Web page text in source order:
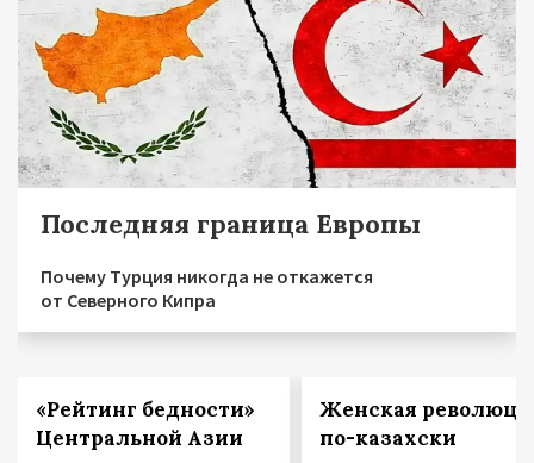
Последняя граница Европы
Почему Турция никогда не откажется
от Северного Кипра
«Рейтинг бедности»
Центральной Азии
Женская
по-казахски